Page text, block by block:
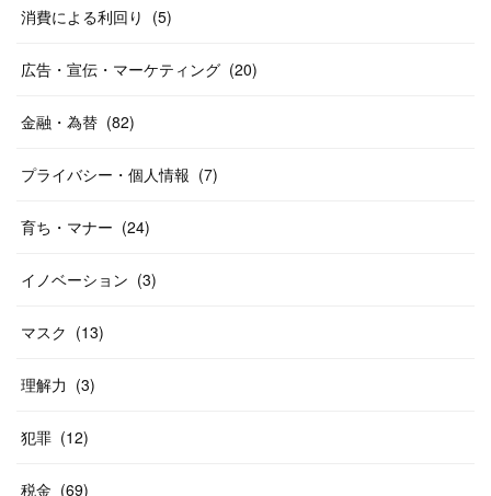
消費による利回り (5)
広告・宣伝・マーケティング (20)
金融・為替 (82)
プライバシー・個人情報 (7)
育ち・マナー (24)
イノベーション (3)
マスク (13)
理解力 (3)
犯罪 (12)
税金 (69)